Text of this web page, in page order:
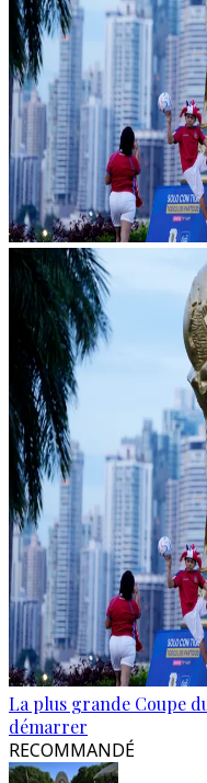
La plus grande Coupe
démarrer
RECOMMANDÉ